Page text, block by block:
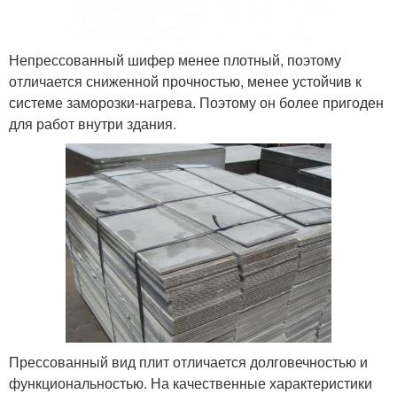
Непрессованный шифер менее плотный, поэтому
отличается сниженной прочностью, менее устойчив к
системе заморозки-нагрева. Поэтому он более пригоден
для работ внутри здания.
Прессованный вид плит отличается долговечностью и
функциональностью. На качественные характеристики